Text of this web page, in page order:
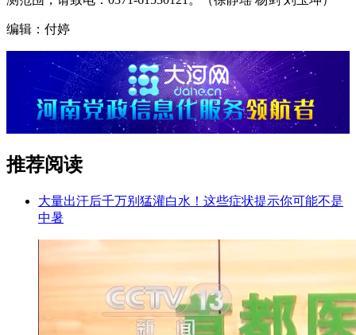
编辑：付婷
推荐阅读
大量出汗后千万别猛灌白水！这些症状提示你可能不是
中暑